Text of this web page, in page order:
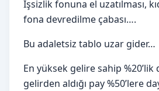
İşsizlik fonuna el uzatılması,
fona devredilme çabası….
Bu adaletsiz tablo uzar gider…
En yüksek gelire sahip
gelirden aldığı pay %50’lere